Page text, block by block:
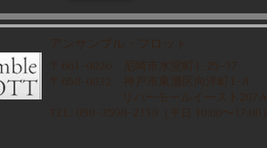
アンサンブル・フロット
〒661-0026
尼崎市水堂町1-25-37
〒658-0032
神戸市東灘区向洋町1-8
リバーモールイースト207A
TEL: 050-3598-2138（
10:00〜17:00）